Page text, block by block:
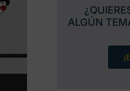
ALGÚN